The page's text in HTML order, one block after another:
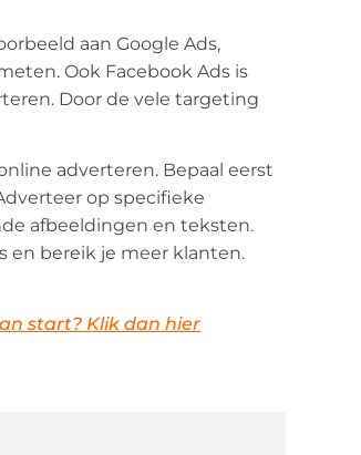
aan Google Ads,
Ook Facebook Ads is
Door de vele targeting
adverteren. Bepaal eerst
op specifieke
afbeeldingen en teksten.
en bereik je meer klanten.
start? Klik dan hier